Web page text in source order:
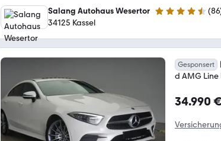
Salang Autohaus Wesertor 4.3 Sterne (86
34125 Kassel
Gesponsert
d AMG
34.990